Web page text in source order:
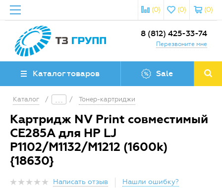
(0)
(0)
(0)
8 (812) 425-33-74
Перезвоните мне
Каталог товаров Sale
Каталог / / Тонер-картриджи
Картридж NV Print совместимый
CE285A для HP LJ
P1102/M1132/M1212 (1600k)
{18630}
Написать отзыв
Нашли ошибку?